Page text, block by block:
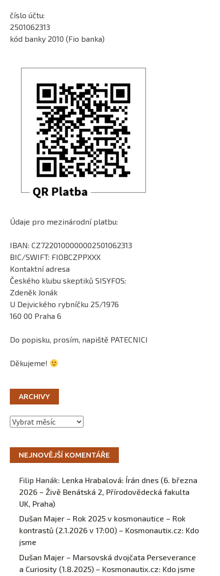
číslo účtu:
2501062313
kód banky 2010 (Fio banka)
Údaje pro mezinárodní platbu:
IBAN: CZ7220100000002501062313
BIC/SWIFT: FIOBCZPPXXX
Kontaktní adresa
Českého klubu skeptiků SISYFOS:
Zdeněk Jonák
U Dejvického rybníčku 25/1976
160 00 Praha 6
Do popisku, prosím, napiště PATECNICI
Děkujeme!
ARCHIVY
Archivy
NEJNOVĚJŠÍ KOMENTÁŘE
Filip Hanák: Lenka Hrabalová: Írán dnes (6. března
2026 – Živě Benátská 2, Přírodovědecká fakulta
UK, Praha)
Dušan Majer – Rok 2025 v kosmonautice – Rok
kontrastů (2.1.2026 v 17:00) – Kosmonautix.cz: Kdo
jsme
Dušan Majer – Marsovská dvojčata Perseverance
a Curiosity (1.8.2025) – Kosmonautix.cz: Kdo jsme